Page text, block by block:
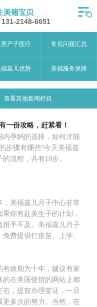
美籍宝贝
131-2148-6651
美产子医疗 常见问题汇总
嘉儿优势 美福服务保障
查看其他新闻栏目
一份攻略，赶紧看！
内孕妈的选择，如何才能
步骤有哪些?今天美福嘉
流程，共有10步。
美福嘉儿月子中心非常
你有赴美生子的计划，
手不及。美福嘉儿月子
费提供打疫苗、上学、
效期为十年，建议有家
的在美国使馆的网站上都
，提前办理签证，一旦
多次的努力。当然，在
首页
月子中心服务
宝妈见证
赴美攻略
关于美福嘉儿